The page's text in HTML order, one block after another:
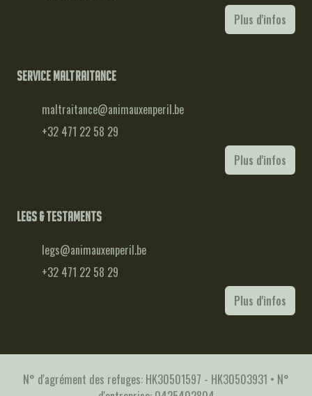
Plus d'infos
Service maltraitance
maltraitance@animauxenperil.be
+32 471 22 58 29
Plus d'infos
Legs & testaments
legs@animauxenperil.be
+32 471 22 58 29
Plus d'infos
N° d'agrément des refuges: HK30501597 - HK30503931 • N°